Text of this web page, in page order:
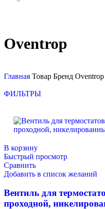
Oventrop
Главная Товар Бренд Oventrop
ФИЛЬТРЫ
В корзину
Быстрый просмотр
Сравнить
Добавить в список желаний
Вентиль для
проходной,